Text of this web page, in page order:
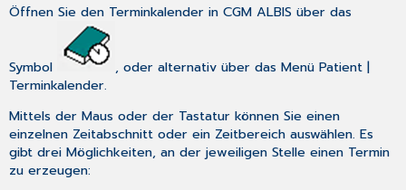
Öffnen Sie den Terminkalender in CGM ALBIS über das
Symbol
, oder alternativ über das Menü Patient |
Terminkalender.
Mittels der Maus oder der Tastatur können Sie einen
einzelnen Zeitabschnitt oder ein Zeitbereich auswählen. Es
gibt drei Möglichkeiten, an der jeweiligen Stelle einen Termin
zu erzeugen: